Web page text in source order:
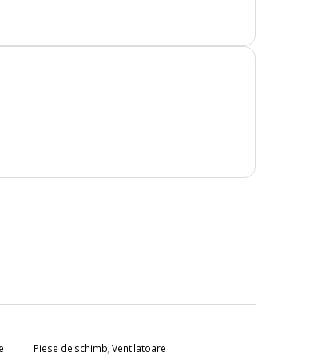
Piese de schimb,Ventilatoare